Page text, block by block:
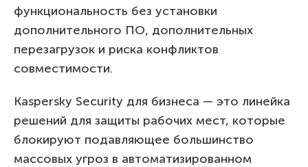
функциональность без установки
дополнительного ПО, дополнительных
перезагрузок и риска конфликтов
совместимости.­
Kaspersky Security для бизнеса — это линейка
решений для защиты рабочих мест, которые
блокируют подавляющее большинство
массовых угроз в автоматизированном